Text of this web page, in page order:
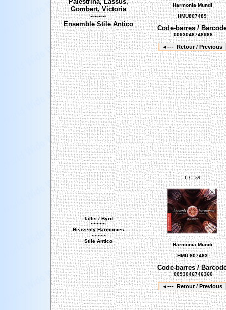
Gombert, Victoria
~~~~
Ensemble Stile Antico
Harmonia Mundi
HMU807489
Code-barres /
0093046748968
Tallis / Byrd
~~~~~
Heavenly Harmonies
~~~~~
Stile Antico
ID # 59
Harmonia Mundi
HMU 807463
Code-barres /
0093046746360